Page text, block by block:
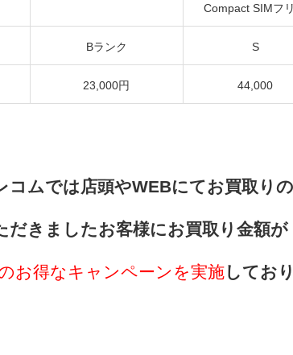
Compact SIMフ
Bランク S
23,000円 44,000
コムでは店頭やWEBにてお買取りの
だきましたお客様にお買取り金額が
お得なキャンペーンを実施してお